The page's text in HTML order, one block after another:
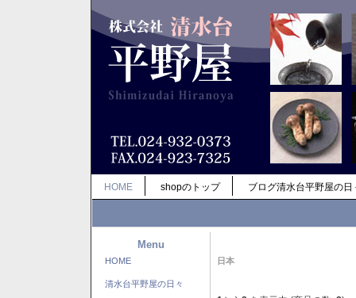
HOME shopのトップ ブログ清水台平野屋の日
Menu
HOME
清水台平野屋の日々
日本